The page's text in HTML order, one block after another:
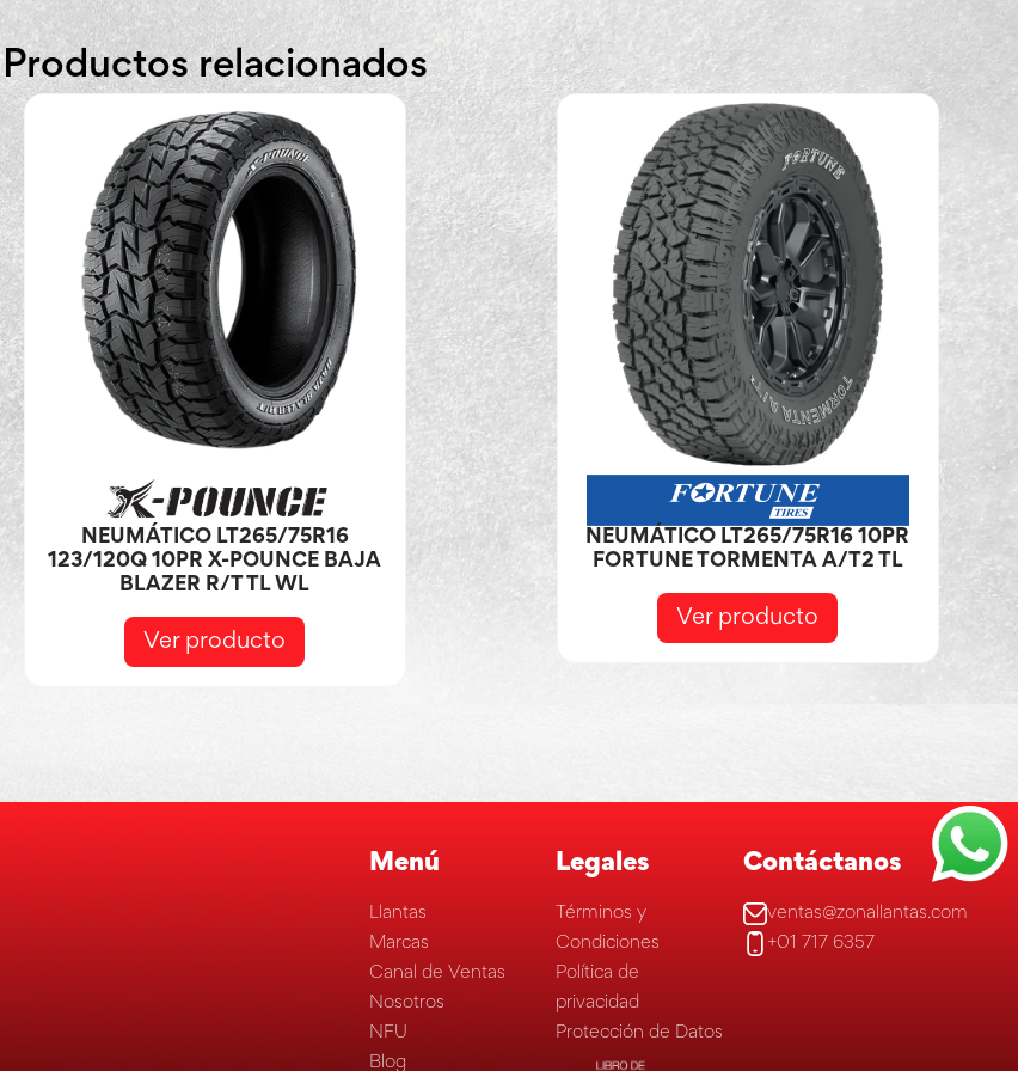
Productos relacionados
NEUMÁTICO LT265/75R16
123/120Q 10PR X-POUNCE BAJA
BLAZER R/T TL WL
Ver producto
NEUMÁTICO LT265/75R16 10PR
FORTUNE TORMENTA A/T2 TL
Ver producto
Menú
Llantas
Marcas
Canal de Ventas
Nosotros
NFU
Blog
Legales
Términos y
Condiciones
Política de
privacidad
Protección de Datos
Contáctanos
ventas@zonallantas.com
+01 717 6357